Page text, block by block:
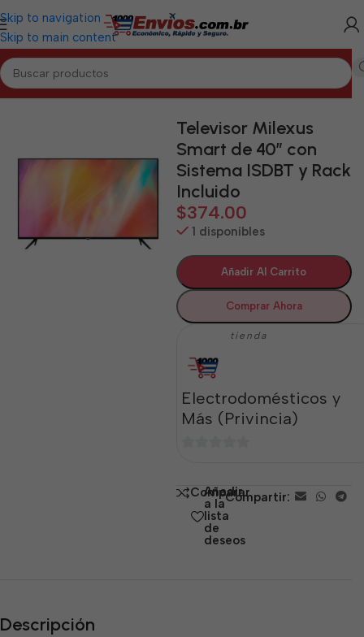
Skip to navigation
Skip to main content
Inicio/CAMAGÜEY/Electrodomésticos Camagüey
Televisor Milexus
Smart de 40″ con
Sistema ISDBT y Rack
Incluido
$374.00
1 disponibles
Añadir Al Carrito
Comprar Ahora
tienda
Electrodomésticos y
Más (Privincia)
5 Comparar
Añadir
a la
lista
de
deseos
Compartir:
Descripción